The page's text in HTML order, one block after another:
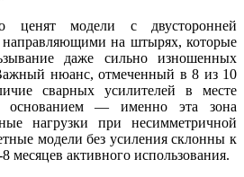
ценят модели с двусторонней
на штырях, которые
даже сильно изношенных
нюанс, отмеченный в 8 из 10
сварных усилителей в месте
основанием — именно эта зона
нагрузки при несимметричной
модели без усиления склонны к
месяцев активного использования.